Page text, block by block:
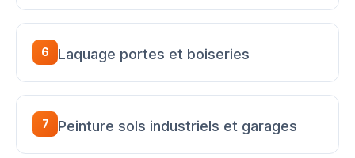
6 Laquage portes et boiseries
7 Peinture sols industriels et garages